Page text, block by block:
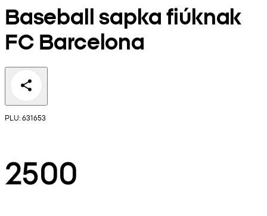
Baseball sapka fiúknak
FC Barcelona
PLU: 631653
2500